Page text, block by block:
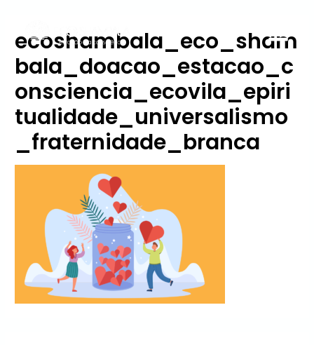
ecoshambala_eco_sham
bala_doacao_estacao_c
onsciencia_ecovila_epiri
tualidade_universalismo
_fraternidade_branca